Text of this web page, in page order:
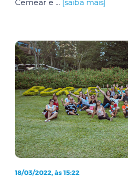
Cemear e ... [saiba mais]
18/03/2022, às 15:22